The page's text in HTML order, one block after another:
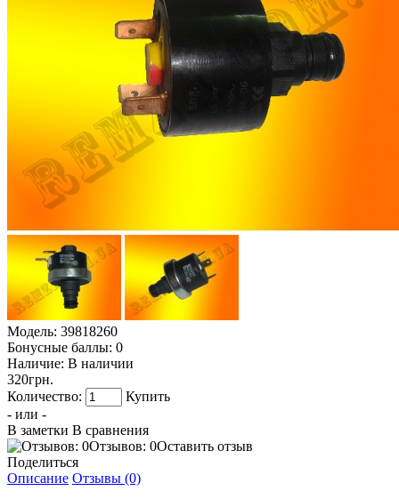
Модель: 39818260
Бонусные баллы: 0
Наличие: В наличии
320грн.
Количество:
Купить
- или -
В заметки В сравнения
Отзывов: 0Оставить отзыв
Поделиться
Описание Отзывы (0)